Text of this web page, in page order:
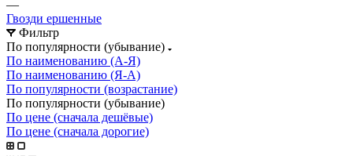
—
Гвозди ершенные
Фильтр
По популярности (убывание)
По наименованию (А-Я)
По наименованию (Я-А)
По популярности (возрастание)
По популярности (убывание)
По цене (сначала дешёвые)
По цене (сначала дорогие)